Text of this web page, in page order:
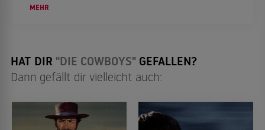
hat dabei Meisterwerke wie "Der Pate" oder
MEHR
HAT DIR "DIE COWBOYS" GEFALLEN?
Dann gefällt dir vielleicht auch: